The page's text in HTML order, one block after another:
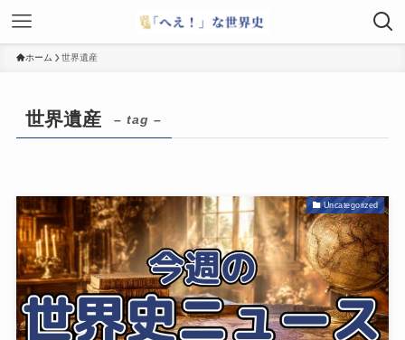
ホーム 世界遺産
世界遺産 – tag –
Uncategorized